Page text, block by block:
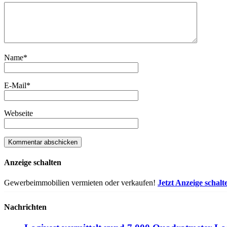
Name*
E-Mail*
Webseite
Anzeige schalten
Gewerbeimmobilien vermieten oder verkaufen! Jetzt Anzeige
Nachrichten